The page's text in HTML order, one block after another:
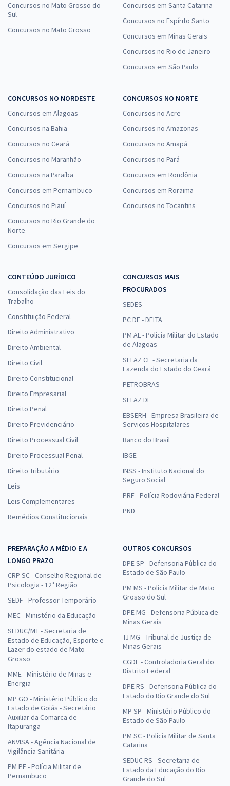
Concursos no Mato Grosso do
Sul
Concursos no Mato Grosso
Concursos em Santa Catarina
Concursos no Espírito Santo
Concursos em Minas Gerais
Concursos no Rio de Janeiro
Concursos em São Paulo
CONCURSOS NO NORDESTE
Concursos em Alagoas
Concursos na Bahia
Concursos no Ceará
Concursos no Maranhão
Concursos na Paraíba
Concursos em Pernambuco
Concursos no Piauí
Concursos no Rio Grande do
Norte
Concursos em Sergipe
CONCURSOS NO NORTE
Concursos no Acre
Concursos no Amazonas
Concursos no Amapá
Concursos no Pará
Concursos em Rondônia
Concursos em Roraima
Concursos no Tocantins
CONTEÚDO JURÍDICO
Consolidação das Leis do
Trabalho
Constituição Federal
Direito Administrativo
Direito Ambiental
Direito Civil
Direito Constitucional
Direito Empresarial
Direito Penal
Direito Previdenciário
Direito Processual Civil
Direito Processual Penal
Direito Tributário
Leis
Leis Complementares
Remédios Constitucionais
CONCURSOS MAIS
PROCURADOS
SEDES
PC DF - DELTA
PM AL - Polícia Militar do Estado
de Alagoas
SEFAZ CE - Secretaria da
Fazenda do Estado do Ceará
PETROBRAS
SEFAZ DF
EBSERH - Empresa Brasileira de
Serviços Hospitalares
Banco do Brasil
IBGE
INSS - Instituto Nacional do
Seguro Social
PRF - Polícia Rodoviária Federal
PND
PREPARAÇÃO A MÉDIO E A
LONGO PRAZO
CRP SC - Conselho Regional de
Psicologia - 12ª Região
SEDF - Professor Temporário
MEC - Ministério da Educação
SEDUC/MT - Secretaria de
Estado de Educação, Esporte e
Lazer do estado de Mato
Grosso
MME - Ministério de Minas e
Energia
MP GO - Ministério Público do
Estado de Goiás - Secretário
Auxiliar da Comarca de
Itapuranga
ANVISA - Agência Nacional de
Vigilância Sanitária
PM PE - Polícia Militar de
Pernambuco
OUTROS CONCURSOS
DPE SP - Defensoria Pública do
Estado de São Paulo
PM MS - Polícia Militar de Mato
Grosso do Sul
DPE MG - Defensoria Pública de
Minas Gerais
TJ MG - Tribunal de Justiça de
Minas Gerais
CGDF - Controladoria Geral do
Distrito Federal
DPE RS - Defensoria Pública do
Estado do Rio Grande do Sul
MP SP - Ministério Público do
Estado de São Paulo
PM SC - Polícia Militar de Santa
Catarina
SEDUC RS - Secretaria de
Estado da Educação do Rio
Grande do Sul